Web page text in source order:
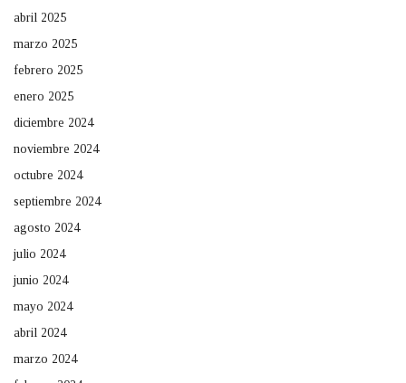
abril 2025
marzo 2025
febrero 2025
enero 2025
diciembre 2024
noviembre 2024
octubre 2024
septiembre 2024
agosto 2024
julio 2024
junio 2024
mayo 2024
abril 2024
marzo 2024